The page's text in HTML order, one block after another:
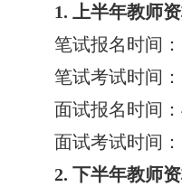
1. 上半年教师
笔试报名时间：
笔试考试时间：
面试报名时间：
面试考试时间：
2. 下半年教师